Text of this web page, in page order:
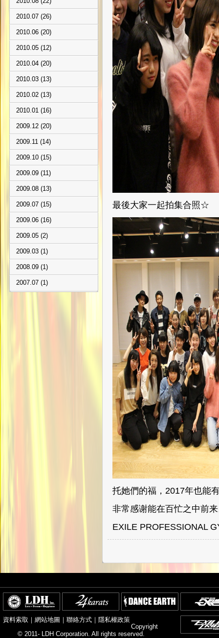
2010.07 (26)
2010.06 (20)
2010.05 (12)
2010.04 (20)
2010.03 (13)
2010.02 (13)
2010.01 (16)
2009.12 (20)
2009.11 (14)
2009.10 (15)
2009.09 (11)
2009.08 (13)
2009.07 (15)
2009.06 (16)
2009.05 (2)
2009.03 (1)
2008.09 (1)
2007.07 (1)
最後大家一起拍集合照☆
托她們的福，2017年也能
非常感谢能在百忙之中前
EXILE PROFESSIONAL
資料索取 ｜ 網站地圖 ｜ 聯絡方式 ｜ 隱私權政策
Copyright
© 2011- LDH Corporation. All rights reserved.